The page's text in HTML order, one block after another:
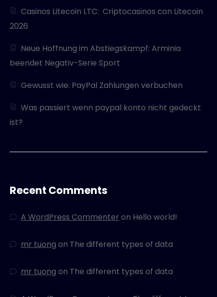
Casinos Litecoin LTC: ️ Criptocasinos con Litecoin
2026
Neue Hoffnung im Abstiegskampf: Arminia
beendet Negativ-Serie Sport
Gewusst wie: PayPal Zahlungen verbuchen
Was passiert wenn paypal konto nicht gedeckt
ist?
Recent Comments
A WordPress Commenter on Hello world!
mr tuong on The different types of data
mr tuong on The different types of data